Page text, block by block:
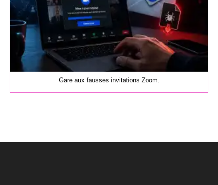
Gare aux fausses invitations Zoom.